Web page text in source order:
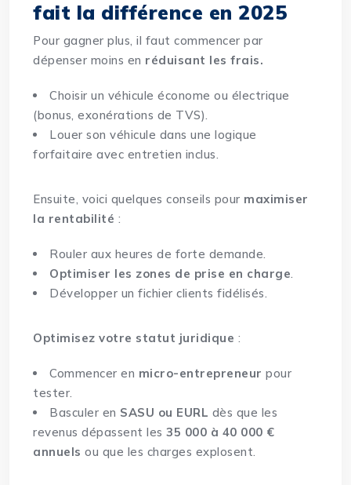
fait la différence en 2025
Pour gagner plus, il faut commencer par
dépenser moins en réduisant les frais.
Choisirun véhicule économe ou électrique
(bonus, exonérations de TVS).
Louer son véhicule dans une logique
forfaitaire avec entretien inclus.
Ensuite, voici quelques conseils pour maximiser
la rentabilité :
Rouler aux heures de forte demande.
Optimiser les zones de prise en charge.
Développer un fichier clients fidélisés.
Optimisez votre statut juridique :
Commencer en micro-entrepreneur pour
tester.
Basculer en SASU ou EURL dès que les
revenus dépassent les35 000 à 40 000 €
annuels ou que les charges explosent.